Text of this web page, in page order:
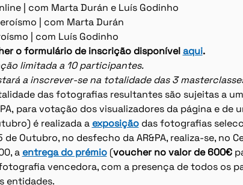
| com Marta Durán e Luís Godinho
| com Marta Durán
| com Luís Godinho
o formulário de inscrição disponível aqui.
limitada a 10 participantes.
a inscrever-se na totalidade das 3
das fotografias resultantes são sujeitas a
para votação dos visualizadores da página e de
é realizada a exposição das fotografias
de Outubro, no desfecho da AR&PA, realiza-se, no
a entrega do prémio (voucher no valor de 600€
vencedora, com a presença de todos os
entidades.